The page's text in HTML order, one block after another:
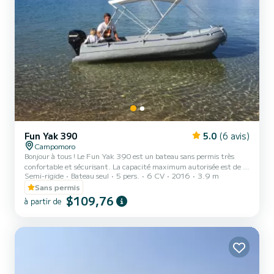
Fun Yak 390 5.0 (6 avis)
Campomoro
Bonjour à tous ! Le Fun Yak 390 est un bateau sans permis très
confortable et sécurisant. La capacité maximum autorisée est de 6
personnes mais pour plus de confort je le recommande pour 5
personnes maximum. Il est loué avec tout l'armement de sécurité
nécessaire pour une navigation côtière. Il est équipé d'un taud de
soleil, de coffres de rangement, de portes cannes et d'un moteur de
pack pêche est également possible sur demande (c...
Semi-rigide Bateau seul 5 pers. 6 CV 2016
3.9 m
Sans permis
à partir de $109,76